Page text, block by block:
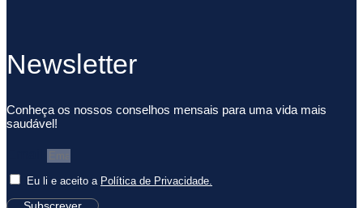
Newsletter
Conheça os nossos conselhos mensais para uma vida mais
saudável!
Eu li e aceito a Política de Privacidade.